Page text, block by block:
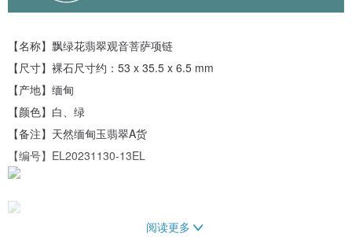
【名称】飘绿花翡翠观音菩萨项链
【尺寸】裸石尺寸约：53 x 35.5 x 6.5 mm
【产地】缅甸
【颜色】白、绿
【备注】天然缅甸玉翡翠A货
【编号】EL20231130-13EL
阅读更多